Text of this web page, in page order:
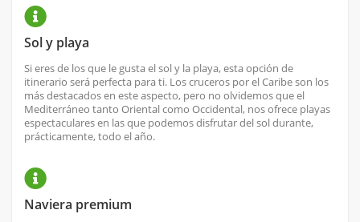
Sol y playa
Si eres de los que le gusta el sol y la playa, esta opción de
itinerario será perfecta para ti. Los cruceros por el Caribe son los
más destacados en este aspecto, pero no olvidemos que el
Mediterráneo tanto Oriental como Occidental, nos ofrece playas
espectaculares en las que podemos disfrutar del sol durante,
prácticamente, todo el año.
Naviera premium